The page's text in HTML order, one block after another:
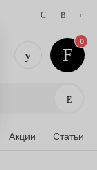
Поиск
+7 (831)
0
Акции Статьи